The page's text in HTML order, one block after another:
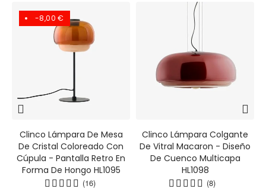
-8,00 €
Clinco Lámpara De Mesa
De Cristal Coloreado Con
Cúpula - Pantalla Retro En
Forma De Hongo HL1095
(16)
Clinco Lámpara Colgante
De Vitral Macaron - Diseño
De Cuenco Multicapa
HL1098
(8)